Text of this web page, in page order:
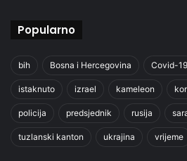
Popularno
bih Bosna i Hercegovina Covid-19
istaknuto izrael kameleon
policija predsjednik rusija
tuzlanski kanton ukrajina vrijeme